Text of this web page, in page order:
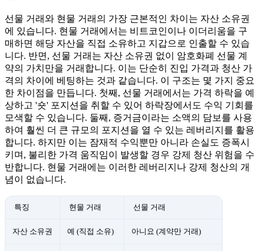
선물 거래와 현물 거래의 가장 근본적인 차이는 자산 소유권
에 있습니다. 현물 거래에서는 비트코인이나 이더리움을 구
매하면 해당 자산을 직접 소유하고 지갑으로 인출할 수 있습
니다. 반면, 선물 거래는 자산 소유권 없이 암호화폐 선물 계
약의 가치만을 거래합니다. 이는 단순히 진입 가격과 청산 가
격의 차이에 베팅하는 것과 같습니다. 이 구조는 몇 가지 중요
한 차이점을 만듭니다. 첫째, 선물 거래에서는 가격 하락을 예
상하고 '숏' 포지션을 취할 수 있어 하락장에서도 수익 기회를
모색할 수 있습니다. 둘째, 증거금이라는 소액의 담보를 사용
하여 훨씬 더 큰 규모의 포지션을 열 수 있는 레버리지를 활용
합니다. 하지만 이는 잠재적 수익뿐만 아니라 손실도 증폭시
키며, 불리한 가격 움직임이 발생할 경우 강제 청산 위험을 수
반합니다. 현물 거래에는 이러한 레버리지나 강제 청산의 개
념이 없습니다.
특징 현물 거래 선물 거래
자산 소유권 예 (직접 소유) 아니요 (계약만 거래)